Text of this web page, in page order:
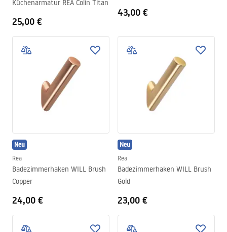
Küchenarmatur REA Colin Titan
25,00 €
43,00 €
Neu
Rea
Badezimmerhaken WILL Brush
Copper
24,00 €
Neu
Rea
Badezimmerhaken WILL Brush
Gold
23,00 €